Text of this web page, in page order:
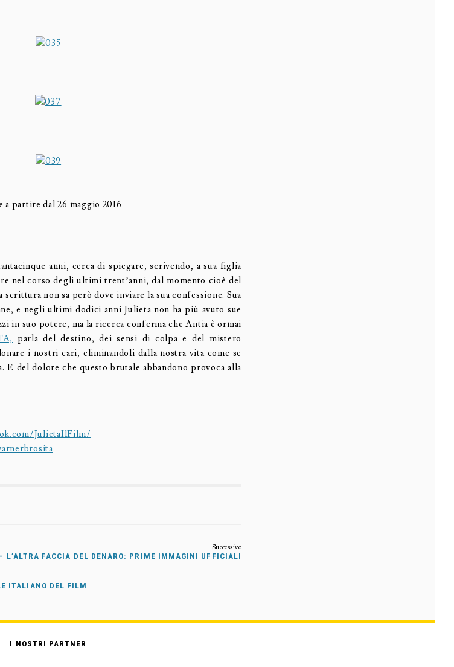
partire dal 26 maggio 2016
anni, cerca di spiegare, scrivendo, a sua figlia
nel corso degli ultimi trent’anni, dal momento cioè del
non sa però dove inviare la sua confessione. Sua
e negli ultimi dodici anni Julieta non ha più avuto sue
in suo potere, ma la ricerca conferma che Antia è ormai
parla del destino, dei sensi di colpa e del mistero
i nostri cari, eliminandoli dalla nostra vita come se
E del dolore che questo brutale abbandono provoca alla
JulietaIlFilm/
L’ALTRA FACCIA DEL DENARO: PRIME IMMAGINI UFFICIALI
ITALIANO DEL FILM
I NOSTRI PARTNER